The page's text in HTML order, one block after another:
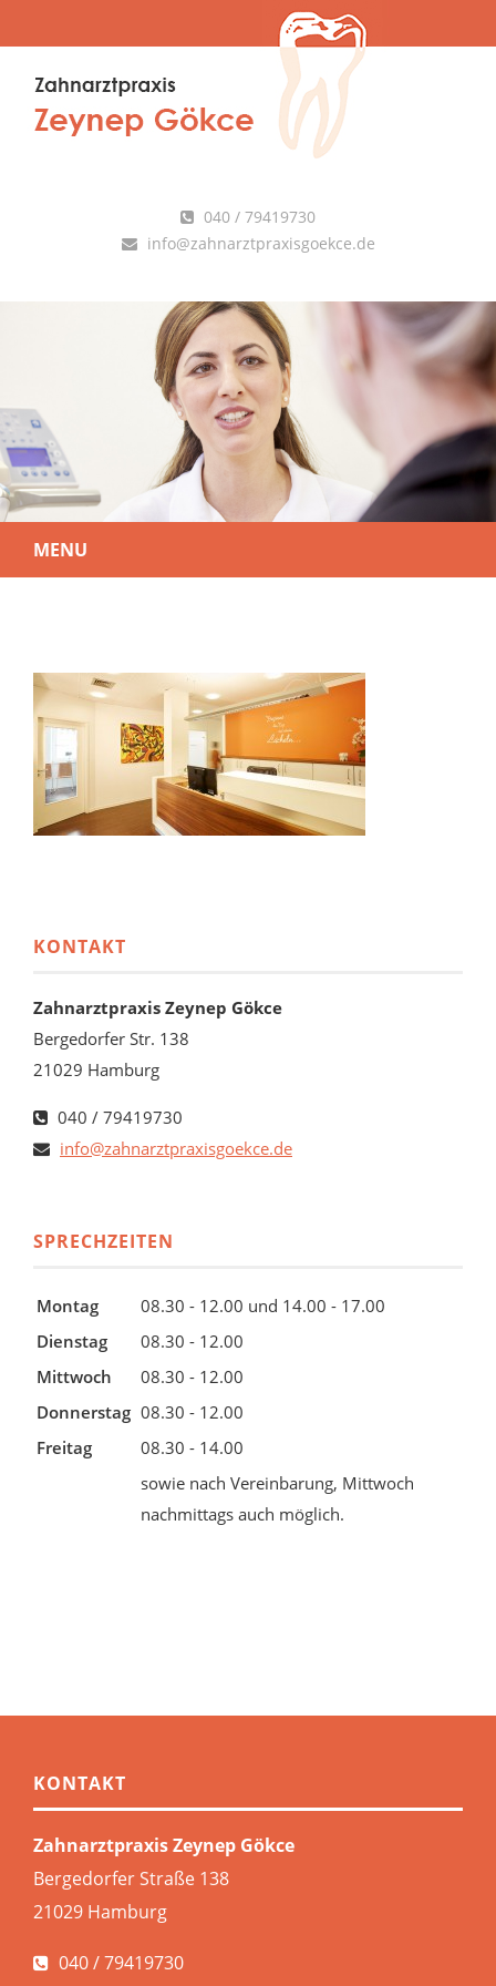
040 / 79419730
info@zahnarztpraxisgoekce.de
MENU
KONTAKT
Zahnarztpraxis Zeynep Gökce
Bergedorfer Str. 138
21029 Hamburg
040 / 79419730
info@zahnarztpraxisgoekce.de
SPRECHZEITEN
Montag
08.30 - 12.00 und 14.00 - 17.00
Dienstag
08.30 - 12.00
Mittwoch
08.30 - 12.00
Donnerstag 08.30 - 12.00
Freitag
08.30 - 14.00
sowie nach Vereinbarung, Mittwoch
nachmittags auch möglich.
KONTAKT
Zahnarztpraxis Zeynep Gökce
Bergedorfer Straße 138
21029 Hamburg
040 / 79419730